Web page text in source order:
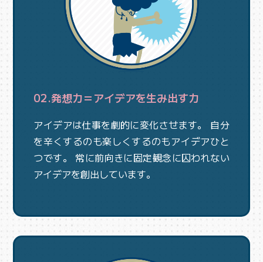
02.発想力＝アイデアを生み出す力
アイデアは仕事を劇的に変化させます。 自分
を辛くするのも楽しくするのもアイデアひと
つです。 常に前向きに固定観念に囚われない
アイデアを創出しています。